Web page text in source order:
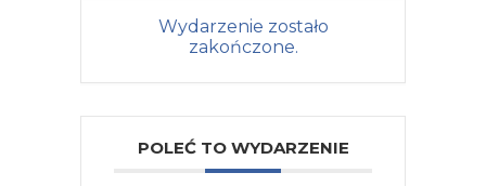
Wydarzenie zostało
zakończone.
POLEĆ TO WYDARZENIE